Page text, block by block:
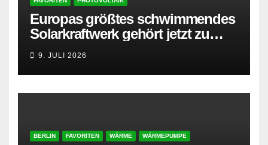
Europas größtes schwimmendes
Solarkraftwerk gehört jetzt zu
AMPYR
9. JULI 2026
BERLIN FAVORITEN WÄRME WÄRMEPUMPE